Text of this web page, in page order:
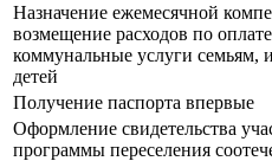
Назначение ежемесячной
возмещение расходов по
коммунальные услуги семьям,
детей
Получение паспорта впервые
Оформление свидетельства
программы переселения